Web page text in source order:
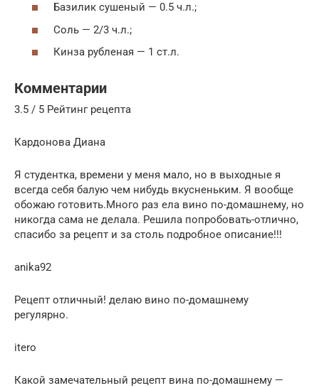
Базилик сушеный — 0.5 ч.л.;
Соль — 2/3 ч.л.;
Кинза рубленая — 1 ст.л.
Комментарии
3.5 / 5 Рейтинг рецепта
Кардонова Диана
Я студентка, времени у меня мало, но в выходные я
всегда себя балую чем нибудь вкусненьким. Я вообще
обожаю готовить.Много раз ела вино по-домашнему, но
никогда сама не делала. Решила попробовать-отлично,
спасибо за рецепт и за столь подробное описание!!!
anika92
Рецепт отличный! делаю вино по-домашнему
регулярно.
itero
Какой замечательный рецепт вина по-домашнему —